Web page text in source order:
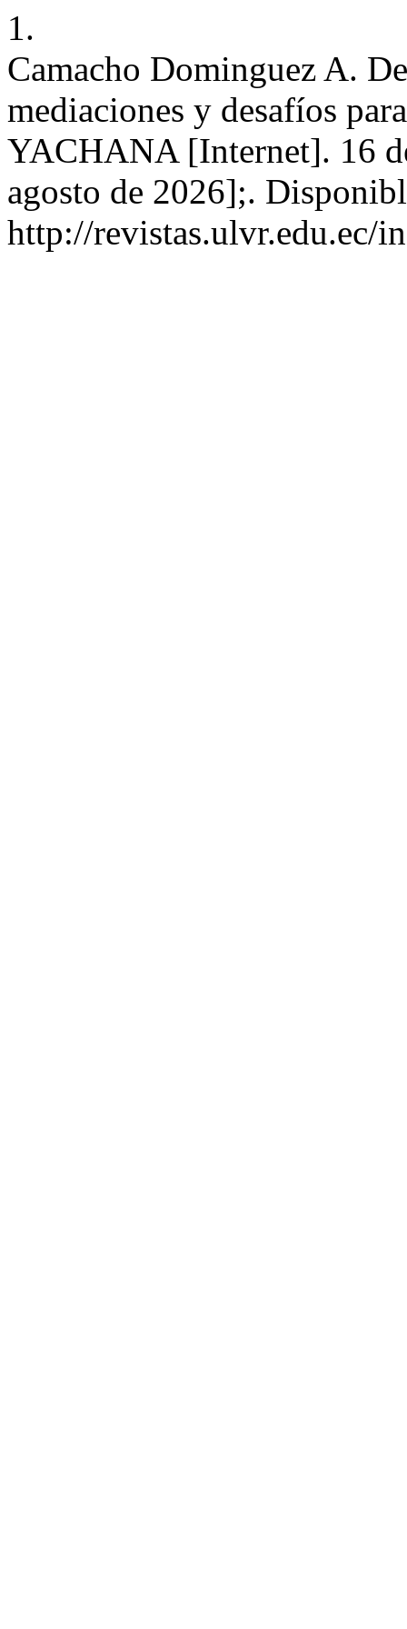
1.
Camacho Dominguez A.
mediaciones y desafíos
YACHANA [Internet]. 16
agosto de 2026];.
http://revistas.ulvr.edu.ec/